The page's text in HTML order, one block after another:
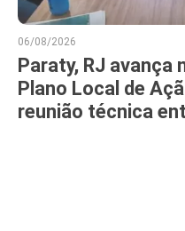
06/08/2026
Paraty, RJ avança
Plano Local de
reunião técnica